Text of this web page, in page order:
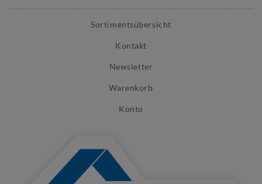
Sortimentsübersicht
Kontakt
Newsletter
Warenkorb
Konto